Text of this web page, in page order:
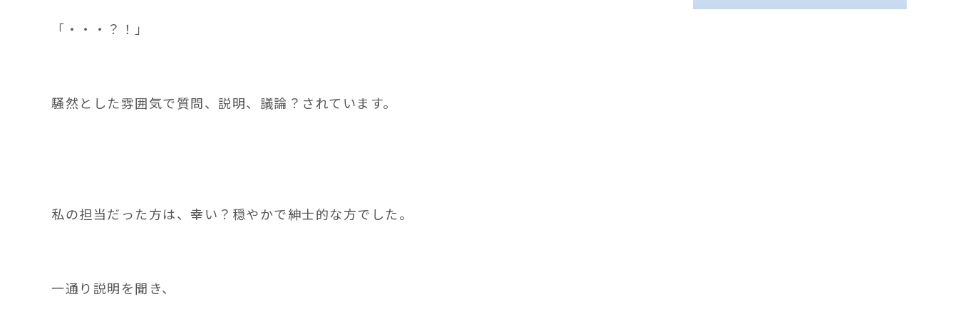
「・・・？！」
騒然とした雰囲気で質問、説明、議論？されています。
私の担当だった方は、幸い？穏やかで紳士的な方でした。
一通り説明を聞き、